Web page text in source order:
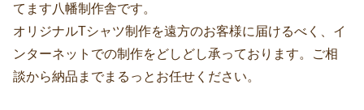
てます八幡制作舎です。
オリジナルTシャツ制作を遠方のお客様に届けるべく、イ
ンターネットでの制作をどしどし承っております。ご相
談から納品までまるっとお任せください。